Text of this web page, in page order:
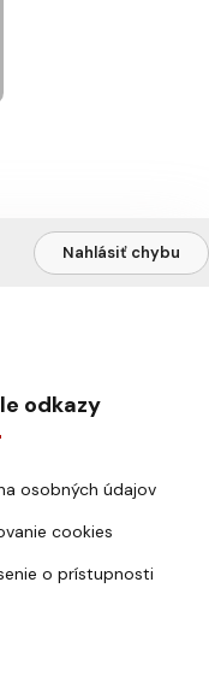
Nahlásiť chybu
odkazy
osobných údajov
cookies
o prístupnosti